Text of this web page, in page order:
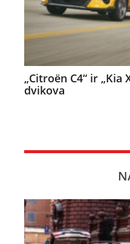
„Citroën C4“ ir „Kia
dvikova